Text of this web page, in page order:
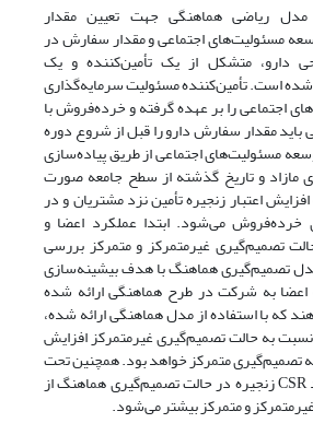
ریاضی هماهنگی جهت تعیین مقدار
مسئولیت‌های اجتماعی و مقدار سفارش در
دارو، متشکل از یک تأمین‌کننده و یک
است. تأمین‌کننده مسئولیت سرمایه‌گذاری
اجتماعی را بر عهده گرفته و خرده‌فروش با
باید مقدار سفارش دارو را قبل از شروع دوره
مسئولیت‌های اجتماعی از طریق پیاده‌سازی
مازاد و تاریخ گذشته از سطح جامعه صورت
اعتبار زنجیره تأمین نزد مشتریان و در
خرده‌فروش می‌شود. ابتدا عملکرد اعضا و
تصمیم‌گیری غیرمتمرکز و متمرکز بررسی
تصمیم‌گیری هماهنگ با هدف بیشینه‌سازی
به شرکت در طرح هماهنگی ارائه شده
که با استفاده از مدل هماهنگی ارائه شده،
به حالت تصمیم‌گیری غیرمتمرکز افزایش
تصمیم‌گیری متمرکز خواهد بود. همچنین تحت
شرایطی، سطح عملکرد CSR زنجیره در حالت تصمیم‌گیری هماهنگ از
و متمرکز بیشتر می‌شود.